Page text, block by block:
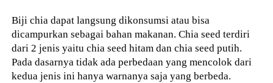
Biji chia dapat langsung dikonsumsi atau bisa
dicampurkan sebagai bahan makanan. Chia seed terdiri
dari 2 jenis yaitu chia seed hitam dan chia seed putih.
Pada dasarnya tidak ada perbedaan yang mencolok dari
kedua jenis ini hanya warnanya saja yang berbeda.